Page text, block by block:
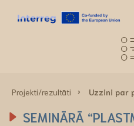
Projekti/rezultāti Uzzini par
SEMINĀRĀ